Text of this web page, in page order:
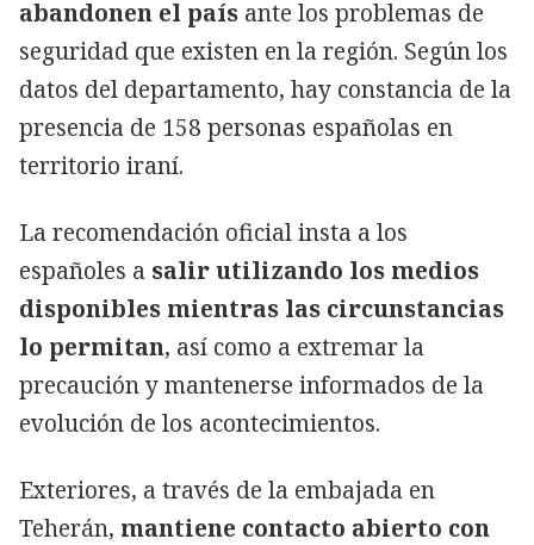
abandonen el país ante los problemas de
seguridad que existen en la región. Según los
datos del departamento, hay constancia de la
presencia de 158 personas españolas en
territorio iraní.
La recomendación oficial insta a los
españoles a salir utilizando los medios
disponibles mientras las circunstancias
lo permitan, así como a extremar la
precaución y mantenerse informados de la
evolución de los acontecimientos.
Exteriores, a través de la embajada en
Teherán, mantiene contacto abierto con